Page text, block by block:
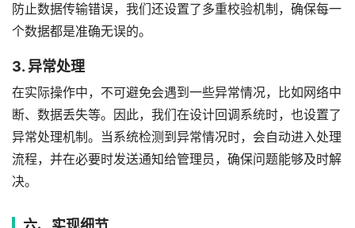
防止数据传输错误，我们还设置了多重校验机制，确保每一
个数据都是准确无误的。
3. 异常处理
在实际操作中，不可避免会遇到一些异常情况，比如网络中
断、数据丢失等。因此，我们在设计回调系统时，也设置了
异常处理机制。当系统检测到异常情况时，会自动进入处理
流程，并在必要时发送通知给管理员，确保问题能够及时解
决。